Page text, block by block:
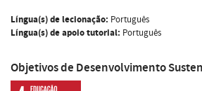
Língua(s) de lecionação: Português
Língua(s) de apoio tutorial: Português
Objetivos de Desenvolvimento